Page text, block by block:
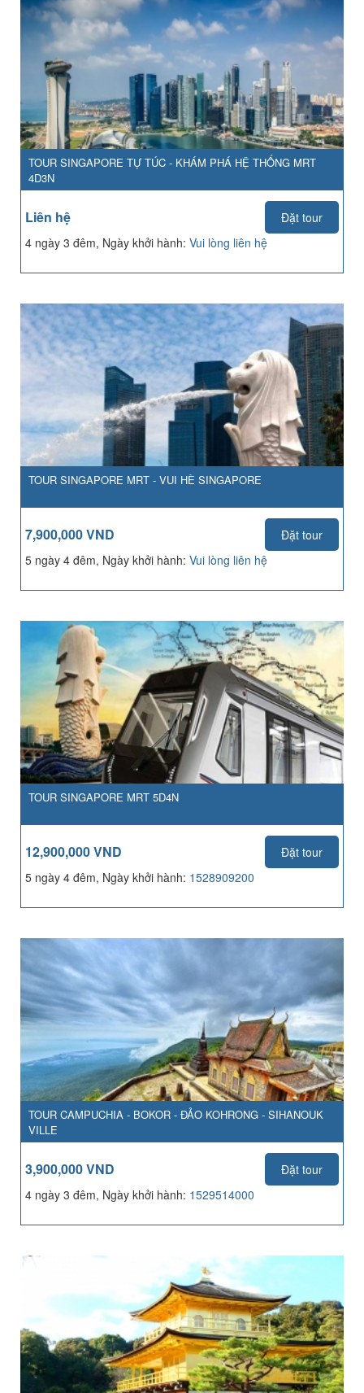
TOUR SINGAPORE TỰ TÚC - KHÁM PHÁ HỆ THỐNG MRT
4D3N
Liên hệ
Đặt tour
4 ngày 3 đêm, Ngày khởi hành: Vui lòng liên hệ
TOUR SINGAPORE MRT - VUI HÈ SINGAPORE
7,900,000 VND
Đặt tour
5 ngày 4 đêm, Ngày khởi hành: Vui lòng liên hệ
TOUR SINGAPORE MRT 5D4N
12,900,000 VND
Đặt tour
5 ngày 4 đêm, Ngày khởi hành: 1528909200
TOUR CAMPUCHIA - BOKOR - ĐẢO KOHRONG - SIHANOUK
VILLE
3,900,000 VND
Đặt tour
4 ngày 3 đêm, Ngày khởi hành: 1529514000